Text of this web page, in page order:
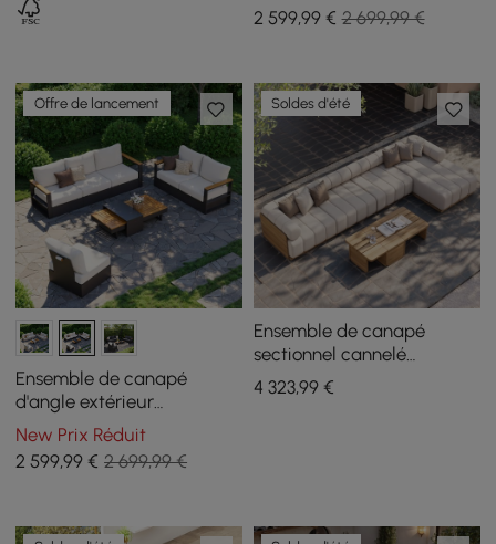
aluminium, sable et blanc
2 599,99€ 2 699,99 €
Offre de lancement
Ensemble de canapé
d'angle extérieur
convertible Tevara avec
cadre en teck et
aluminium, gris et blanc
New Prix Réduit
2 599,99 € 2 699,99 €
Soldes d'été
Ensemble de canapé
sectionnel cannelé
modulaire Resaro 7 pièces
en teck naturel
4 323,99€